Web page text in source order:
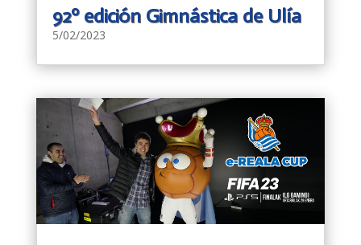
92º edición Gimnástica de Ulía
5/02/2023